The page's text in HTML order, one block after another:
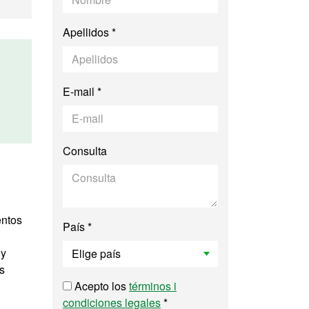
Apellidos *
E-mail *
Consulta
País *
Acepto lostérminos i
condiciones legales*